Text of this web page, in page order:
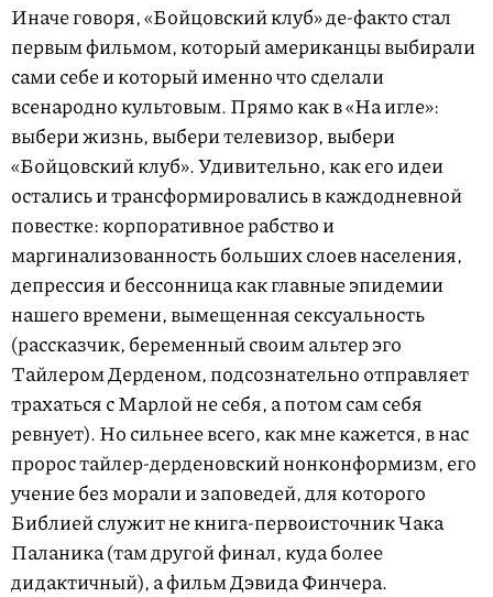
Иначе говоря, «Бойцовский клуб» де-факто стал
первым фильмом, который американцы выбирали
сами себе и который именно что сделали
всенародно культовым. Прямо как в «На игле»:
выбери жизнь, выбери телевизор, выбери
«Бойцовский клуб». Удивительно, как его идеи
остались и трансформировались в каждодневной
повестке: корпоративное рабство и
маргинализованность больших слоев населения,
депрессия и бессонница как главные эпидемии
нашего времени, вымещенная сексуальность
(рассказчик, беременный своим альтер эго
Тайлером Дерденом, подсознательно отправляет
трахаться с Марлой не себя, а потом сам себя
ревнует). Но сильнее всего, как мне кажется, в нас
пророс тайлер-дерденовский нонконформизм, его
учение без морали и заповедей, для которого
Библией служит не книга-первоисточник Чака
Паланика (там другой финал, куда более
дидактичный), а фильм Дэвида Финчера.